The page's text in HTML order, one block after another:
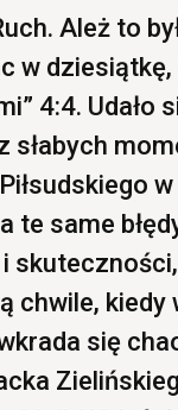
Ależ to
w
4:4. Udało
słabych
te same
i
chwile, kiedy
się